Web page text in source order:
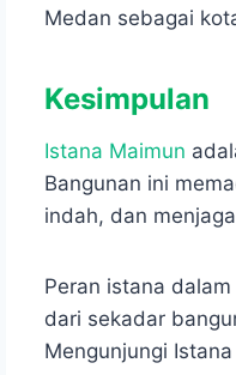
Medan sebagai
Kesimpulan
Istana Maimun
Bangunan ini
indah, dan
Peran istana
dari sekadar
Mengunjungi